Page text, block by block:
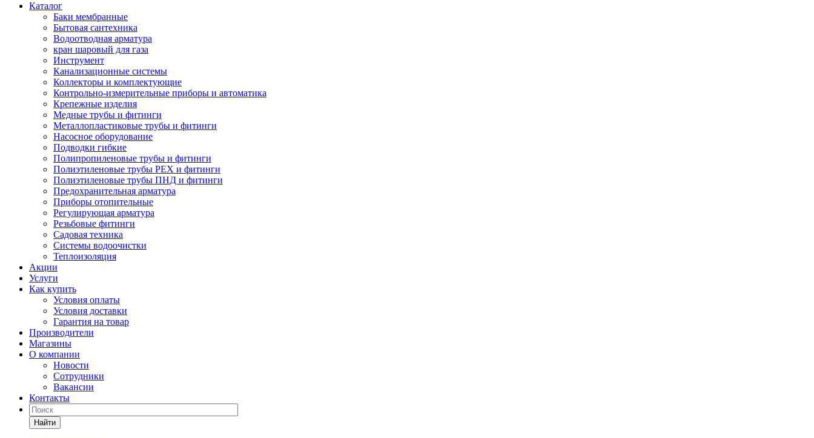
Каталог
Баки мембранные
Бытовая сантехника
Водоотводная арматура
кран шаровый для газа
Инструмент
Канализационные системы
Коллекторы и комплектующие
Контрольно-измерительные приборы и автоматика
Крепежные изделия
Медные трубы и фитинги
Металлопластиковые трубы и фитинги
Насосное оборудование
Подводки гибкие
Полипропиленовые трубы и фитинги
Полиэтиленовые трубы PEX и фитинги
Полиэтиленовые трубы ПНД и фитинги
Предохранительная арматура
Приборы отопительные
Регулирующая арматура
Резьбовые фитинги
Садовая техника
Системы водоочистки
Теплоизоляция
Акции
Услуги
Как купить
Условия оплаты
Условия доставки
Гарантия на товар
Производители
Магазины
О компании
Новости
Сотрудники
Вакансии
Контакты
Найти